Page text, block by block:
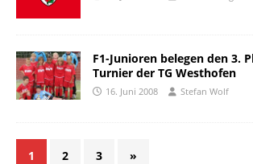
F1-Junioren belegen den 3.
Turnier der TG Westhofen
16. Juni 2008 Stefan Wolf
1 2 3 »